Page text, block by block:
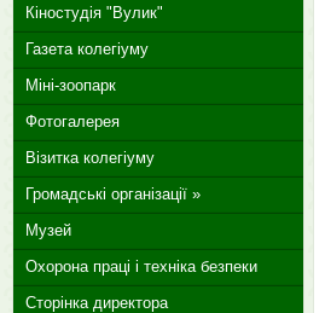
Кіностудія "Вулик"
Газета колегіуму
Міні-зоопарк
Фотогалерея
Візитка колегіуму
Громадські організації »
Музей
Охорона праці і техніка безпеки
Сторінка директора